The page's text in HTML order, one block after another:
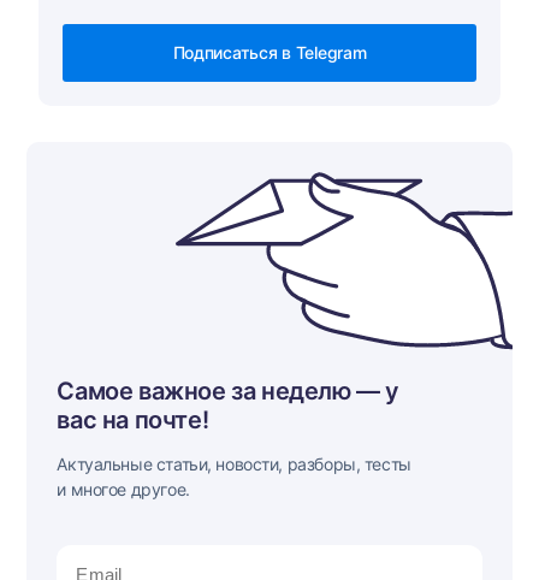
Подписаться в Telegram
Самое важное за неделю — у
вас на почте!
Актуальные статьи, новости, разборы, тесты
и многое другое.